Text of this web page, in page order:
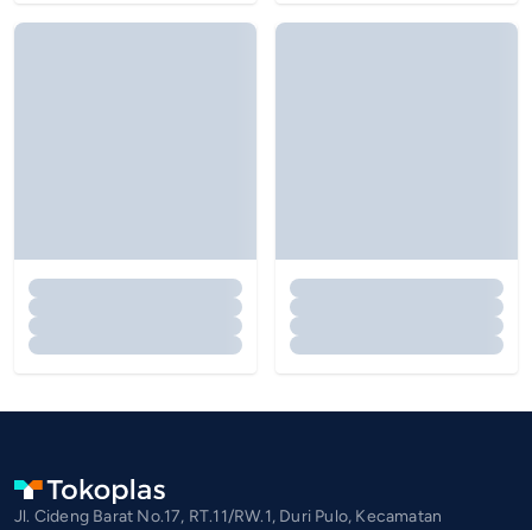
Jl. Cideng Barat No.17, RT.11/RW.1, Duri Pulo, Kecamatan